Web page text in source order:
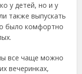
у детей, но и у
также выпускать
было комфортно
все чаще можно
вечеринках,